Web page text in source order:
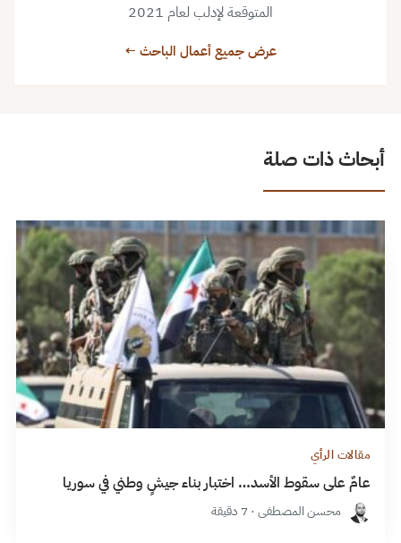
المتوقعة لإدلب لعام 2021
عرض جميع أعمال الباحث ←
أبحاث ذات صلة
مقالات الرأي
عامٌ على سقوط الأسد… اختبار بناء جيشٍ وطني في سوريا
محسن المصطفى · 7 دقيقة